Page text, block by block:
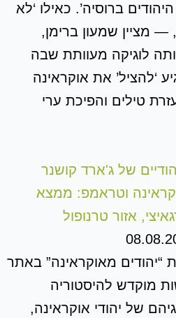
ברוסיה’. כאילו ‘לא
— מציין שמעון ברימן,
לוגיקה מעוותת שבה
‘להציל’ את אוקראינה
טילים והפיכת ערי
של ג'ארד קושנר
וטראמפ: ממצא
אזור טרנופול
“יהודים מאוקראינה” באתר
מוקדש להיסטוריה
של יהודי אוקראינה,